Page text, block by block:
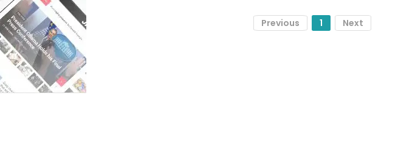
Previous 1 Next